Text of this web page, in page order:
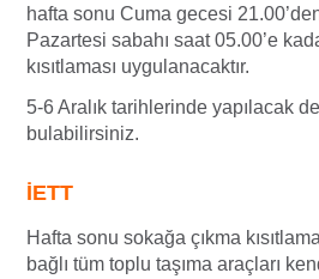
hafta sonu Cuma gecesi
Pazartesi sabahı saat 05.00’e
kısıtlaması uygulanacaktır.
5-6 Aralık tarihlerinde yapılacak
bulabilirsiniz.
İETT
Hafta sonu sokağa çıkma
bağlı tüm toplu taşıma araçları